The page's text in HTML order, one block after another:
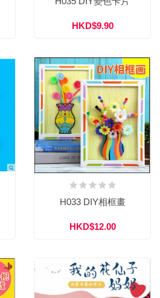
HKD$9.90
H033 DIY相框畫
HKD$12.00